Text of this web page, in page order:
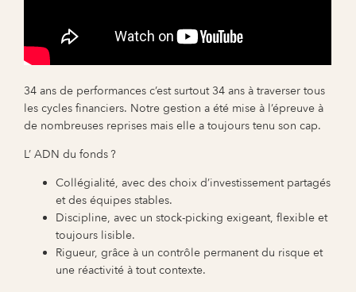
34 ans de performances c’est surtout 34 ans à traverser tous
les cycles financiers. Notre gestion a été mise à l’épreuve à
de nombreuses reprises mais elle a toujours tenu son cap.
L’ ADN du fonds ?
Collégialité, avec des choix d’investissement partagés
et des équipes stables.
Discipline, avec un stock-picking exigeant, flexible et
toujours lisible.
Rigueur, grâce à un contrôle permanent du risque et
une réactivité à tout contexte.